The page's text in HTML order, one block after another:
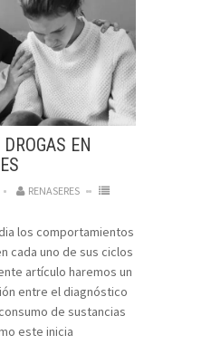
EN
RENASERES
los comportamientos
cada uno de sus ciclos
artículo haremos un
entre el diagnóstico
de sustancias
este inicia